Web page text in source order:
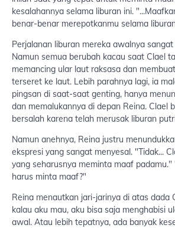
kesalahannya selama liburan ini.
benar-benar merepotkanmu selama
Perjalanan liburan mereka awalnya
Namun semua berubah kacau saat Clael
memancing ular laut raksasa dan
terseret ke laut. Lebih parahnya lagi, ia
pingsan di saat-saat genting, hanya
dan memalukannya di depan Reina. Clael
bersalah karena telah merusak liburan
Namun anehnya, Reina justru
ekspresi yang sangat menyesal. "Tidak...
yang seharusnya meminta maaf padamu."
harus minta maaf?"
Reina menautkan jari-jarinya di atas dada
kalau aku mau, aku bisa saja menghabisi
awal. Atau lebih tepatnya, ada banyak